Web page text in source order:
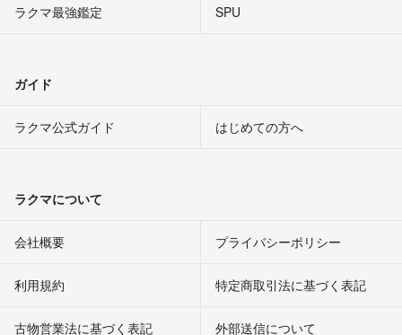
ラクマ最強鑑定
SPU
ガイド
ラクマ公式ガイド はじめての方へ
ラクマについて
会社概要 プライバシーポリシー
利用規約 特定商取引法に基づく表記
古物営業法に基づく表記 外部送信について